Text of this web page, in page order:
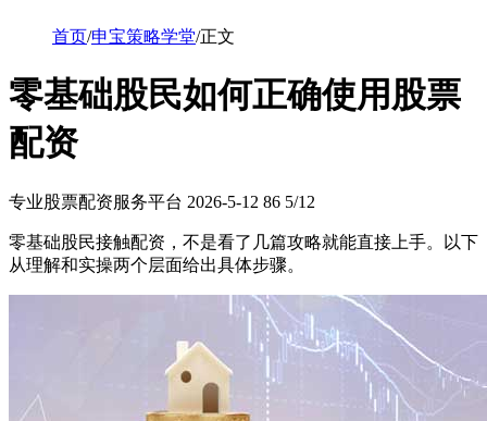
首页/申宝策略学堂/正文
零基础股民如何正确使用股票
配资
专业股票配资服务平台 2026-5-12 86 5/12
零基础股民接触配资，不是看了几篇攻略就能直接上手。以下
从理解和实操两个层面给出具体步骤。